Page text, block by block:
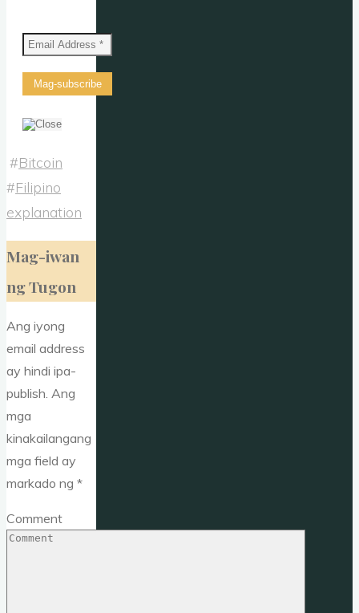
#Bitcoin
#Filipino
explanation
Mag-iwan
ng Tugon
Ang iyong
email address
ay hindi ipa-
publish. Ang
mga
kinakailangang
mga field ay
markado ng *
Comment